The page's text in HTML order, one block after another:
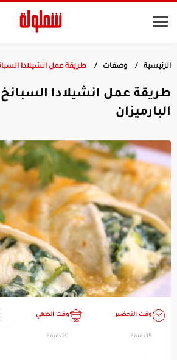
الرئيسية وصفات طريقة عمل انشيلادا
طريقة عمل انشيلادا السبانخ
البارميزان
وقت التحضير
15 دقيقة
وقت الطهي
20 دقيقة
ديكور